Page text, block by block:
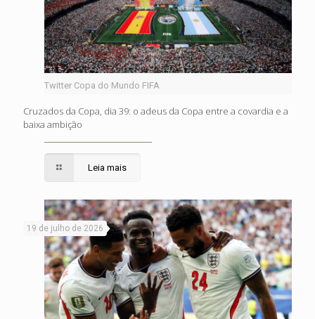
Twitter Copa do Mundo FIFA
Cruzados da Copa, dia 39: o adeus da Copa entre a covardia e a
baixa ambição
Leia mais
19 de julho de 2026